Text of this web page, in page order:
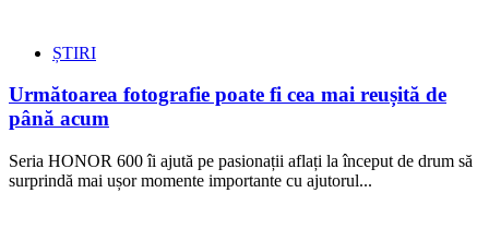
ȘTIRI
Următoarea fotografie poate fi cea mai reușită de
până acum
Seria HONOR 600 îi ajută pe pasionații aflați la început de drum să
surprindă mai ușor momente importante cu ajutorul...